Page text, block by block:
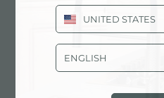
UNITED STATES
ENGLISH